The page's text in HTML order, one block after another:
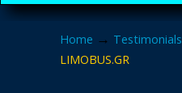
Home → Testimonials
LIMOBUS.GR